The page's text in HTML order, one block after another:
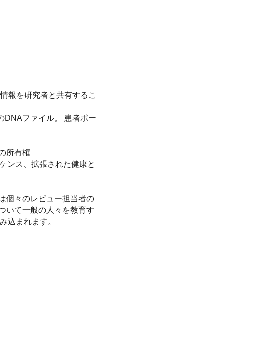
報を研究者と共有するこ
DNAファイル。 患者ポー
所有権
ンス、拡張された健康と
個々のレビュー担当者の
いて一般の人々を教育す
込まれます。